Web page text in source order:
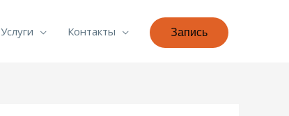
Услуги Контакты Запись